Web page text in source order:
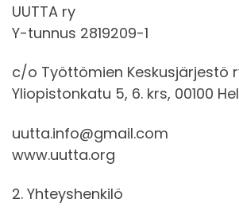
UUTTA ry
Y-tunnus 2819209-1
c/o Työttömien Keskusjärjestö
Yliopistonkatu 5, 6. krs, 00100
uutta.info@gmail.com
www.uutta.org
2. Yhteyshenkilö